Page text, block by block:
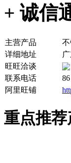
+ 诚信
主营产品
详细地址
旺旺洽谈
联系电话
阿里旺铺
重点推荐